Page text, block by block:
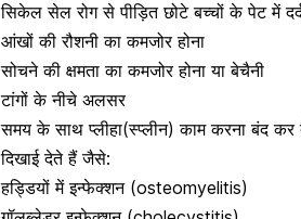
सिकेल सेल रोग से पीड़ित छोटे बच्चों के पेट में
आंखों की रौशनी का कमजोर होना
सोचने की क्षमता का कमजोर होना या बेचैनी
टांगों के नीचे अलसर
समय के साथ प्लीहा(स्प्लीन) काम करना बंद
दिखाई देते हैं जैसे:
हड्डियों में इन्फेक्शन (osteomyelitis)